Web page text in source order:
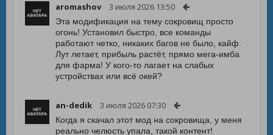
aromashov 3 июля 2026 13:50
Эта модификация на тему сокровищ просто
огонь! Установил быстро, все команды
работают четко, никаких багов не было, кайф.
Лут летает, прибыль растёт, прямо мега-имба
для фарма! У кого-то лагает на слабых
устройствах или всё окей?
an-dedik 3 июля 2026 07:30
Когда я скачал этот мод на сокровища, у меня
реально челюсть упала, такой контент!